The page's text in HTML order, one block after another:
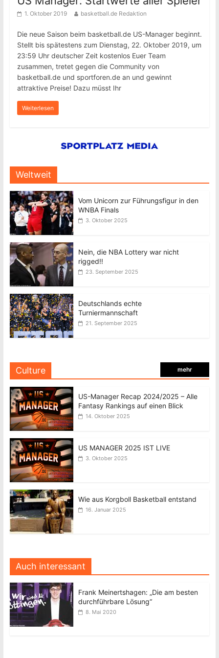
1. Oktober 2019 basketball.de Redaktion
Die neue Saison beim basketball.de US-Manager beginnt.
Stellt bis spätestens zum Dienstag, 22. Oktober 2019, um
23:59 Uhr deutscher Zeit kostenlos Euer Team
zusammen, tretet gegen die Community von
basketball.de und sportforen.de an und gewinnt
attraktive Preise! Dazu müsst Ihr
Weiterlesen
Weltweit
Vom Unicorn zur Führungsfigur in den
WNBA Finals
3. Oktober 2025
Nein, die NBA Lottery war nicht
rigged!!
23. September 2025
Deutschlands echte
Turniermannschaft
21. September 2025
Culture mehr
US-Manager Recap 2024/2025 – Alle
Fantasy Rankings auf einen Blick
14. Oktober 2025
US MANAGER 2025 IST LIVE
3. Oktober 2025
Wie aus Korgboll Basketball entstand
16. Januar 2025
Auch interessant
Frank Meinertshagen: „Die am besten
durchführbare Lösung“
8. Mai 2020